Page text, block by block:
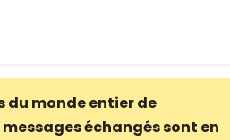
du monde entier de
échangés sont en